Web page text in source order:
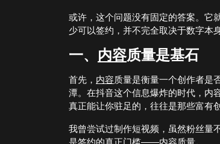
或许，这个问题没有固定的答案。它
少可以签约，并不完全取决于数字本
一、 内容质量是基石
首先， 内容质量是衡量一个创作者是
潭。在抖音这个信息爆炸的时代，内
真正能让你驻足的，往往是那些富有
我曾尝试过制作短视频，虽然粉丝量
是签约的真正门槛——内容质量。